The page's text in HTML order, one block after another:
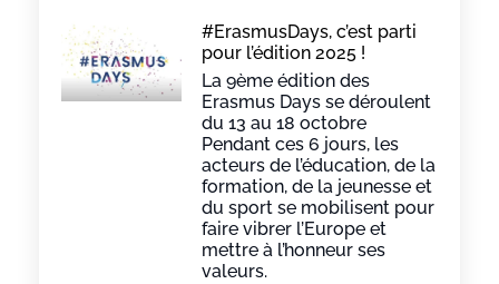
#ErasmusDays, c’est parti
pour l’édition 2025 !
La 9ème édition des
Erasmus Days se déroulent
du 13 au 18 octobre
Pendant ces 6 jours, les
acteurs de l’éducation, de la
formation, de la jeunesse et
du sport se mobilisent pour
faire vibrer l’Europe et
mettre à l’honneur ses
valeurs.